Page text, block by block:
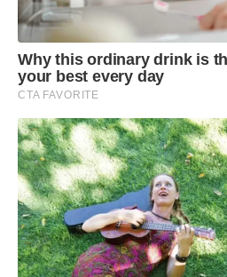
Why this ordinary drink is
your best every day
CTA FAVORITE